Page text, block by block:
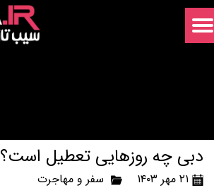
دبی چه روزهایی تعطیل است؟
۲۱ مهر ۱۴۰۳ سفر و مهاجرت